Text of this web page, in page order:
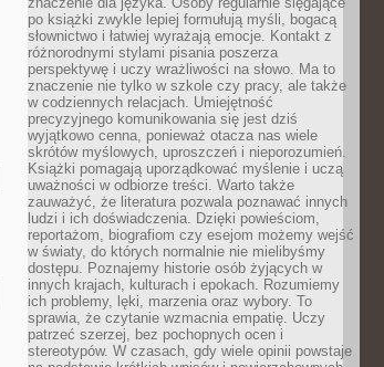
po książki zwykle lepiej formułują myśli, bogacą
słownictwo i łatwiej wyrażają emocje. Kontakt z
różnorodnymi stylami pisania poszerza
perspektywę i uczy wrażliwości na słowo. Ma to
znaczenie nie tylko w szkole czy pracy, ale także
w codziennych relacjach. Umiejętność
precyzyjnego komunikowania się jest dziś
wyjątkowo cenna, ponieważ otacza nas wiele
skrótów myślowych, uproszczeń i nieporozumień.
Książki pomagają uporządkować myślenie i uczą
uważności w odbiorze treści. Warto także
zauważyć, że literatura pozwala poznawać innych
ludzi i ich doświadczenia. Dzięki powieściom,
reportażom, biografiom czy esejom możemy wejść
w światy, do których normalnie nie mielibyśmy
dostępu. Poznajemy historie osób żyjących w
innych krajach, kulturach i epokach. Rozumiemy
ich problemy, lęki, marzenia oraz wybory. To
sprawia, że czytanie wzmacnia empatię. Uczy
patrzeć szerzej, bez pochopnych ocen i
stereotypów. W czasach, gdy wiele opinii powstaje